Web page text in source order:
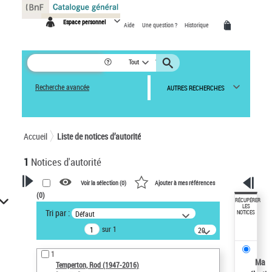
Espace personnel Aide Une question ? Historique
Tout
Recherche avancée AUTRES RECHERCHES
Accueil Liste de notices d’autorité
1 Notices d'autorité
VOTRE RECHERCHE
Recherche avancée dans les
notices d’autorité
Œuvres liées à l'auteur :
Temperton, Rod (1947-2016)
Voir la sélection (0) Ajouter à mes références
(0)
Tri par : Défaut
sur 1
20
résultats/page
1
Temperton, Rod (1947-2016)
RÉCUPÉRER
LES
NOTICES
Ma
Panneau de gestion des cookies